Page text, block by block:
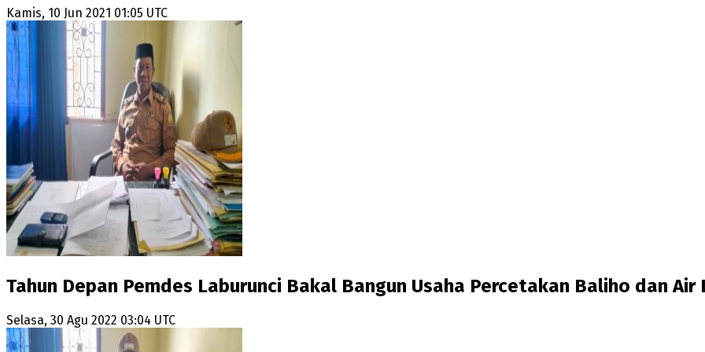
Kamis, 10 Jun 2021 01:05 UTC
Tahun Depan Pemdes Laburunci Bakal Bangun Usaha Percetakan Baliho dan Air
Selasa, 30 Agu 2022 03:04 UTC